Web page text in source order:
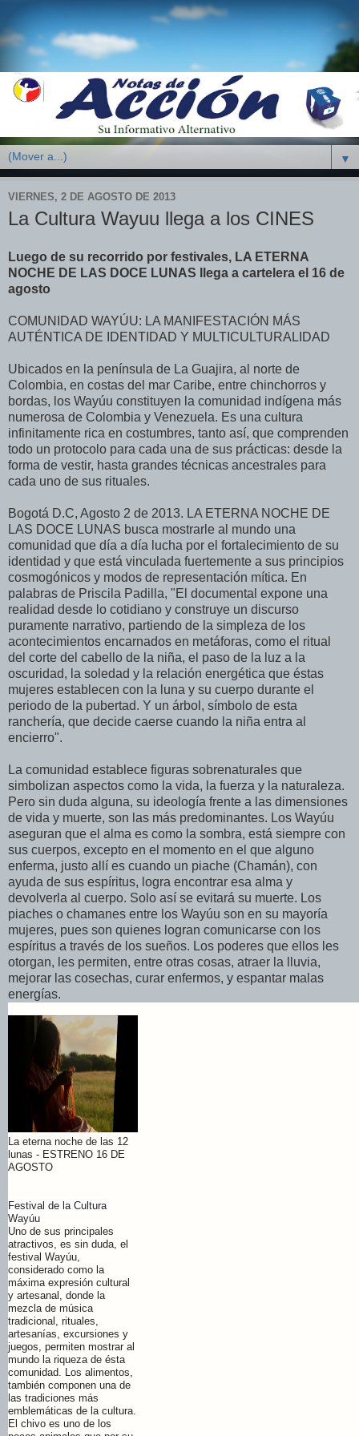
▼
VIERNES, 2 DE AGOSTO DE 2013
La Cultura Wayuu llega a los CINES
Luego de su recorrido por festivales, LA ETERNA
NOCHE DE LAS DOCE LUNAS llega a cartelera el 16 de
agosto
COMUNIDAD WAYÚU: LA MANIFESTACIÓN MÁS
AUTÉNTICA DE IDENTIDAD Y MULTICULTURALIDAD
Ubicados en la península de La Guajira, al norte de
Colombia, en costas del mar Caribe, entre chinchorros y
bordas, los Wayúu constituyen la comunidad indígena más
numerosa de Colombia y Venezuela. Es una cultura
infinitamente rica en costumbres, tanto así, que comprenden
todo un protocolo para cada una de sus prácticas: desde la
forma de vestir, hasta grandes técnicas ancestrales para
cada uno de sus rituales.
Bogotá D.C, Agosto 2 de 2013. LA ETERNA NOCHE DE
LAS DOCE LUNAS busca mostrarle al mundo una
comunidad que día a día lucha por el fortalecimiento de su
identidad y que está vinculada fuertemente a sus principios
cosmogónicos y modos de representación mítica. En
palabras de Priscila Padilla, "El documental expone una
realidad desde lo cotidiano y construye un discurso
puramente narrativo, partiendo de la simpleza de los
acontecimientos encarnados en metáforas, como el ritual
del corte del cabello de la niña, el paso de la luz a la
oscuridad, la soledad y la relación energética que éstas
mujeres establecen con la luna y su cuerpo durante el
periodo de la pubertad. Y un árbol, símbolo de esta
ranchería, que decide caerse cuando la niña entra al
encierro".
La comunidad establece figuras sobrenaturales que
simbolizan aspectos como la vida, la fuerza y la naturaleza.
Pero sin duda alguna, su ideología frente a las dimensiones
de vida y muerte, son las más predominantes. Los Wayúu
aseguran que el alma es como la sombra, está siempre con
sus cuerpos, excepto en el momento en el que alguno
enferma, justo allí es cuando un piache (Chamán), con
ayuda de sus espíritus, logra encontrar esa alma y
devolverla al cuerpo. Solo así se evitará su muerte. Los
piaches o chamanes entre los Wayúu son en su mayoría
mujeres, pues son quienes logran comunicarse con los
espíritus a través de los sueños. Los poderes que ellos les
otorgan, les permiten, entre otras cosas, atraer la lluvia,
mejorar las cosechas, curar enfermos, y espantar malas
energías.
La eterna noche de las 12
lunas - ESTRENO 16 DE
AGOSTO
Festival de la Cultura
Wayúu
Uno de sus principales
atractivos, es sin duda, el
festival Wayúu,
considerado como la
máxima expresión cultural
y artesanal, donde la
mezcla de música
tradicional, rituales,
artesanías, excursiones y
juegos, permiten mostrar al
mundo la riqueza de ésta
comunidad. Los alimentos,
también componen una de
las tradiciones más
emblemáticas de la cultura.
El chivo es uno de los